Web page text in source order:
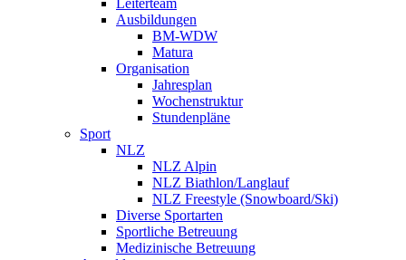
Leiterteam
Ausbildungen
BM-WDW
Matura
Organisation
Jahresplan
Wochenstruktur
Stundenpläne
Sport
NLZ
NLZ Alpin
NLZ Biathlon/Langlauf
NLZ Freestyle (Snowboard/Ski)
Diverse Sportarten
Sportliche Betreuung
Medizinische Betreuung